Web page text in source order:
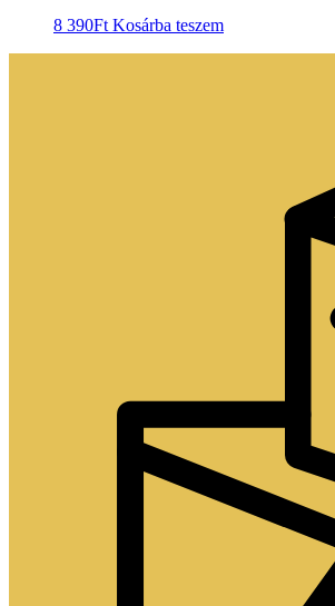
8 390Ft Kosárba teszem